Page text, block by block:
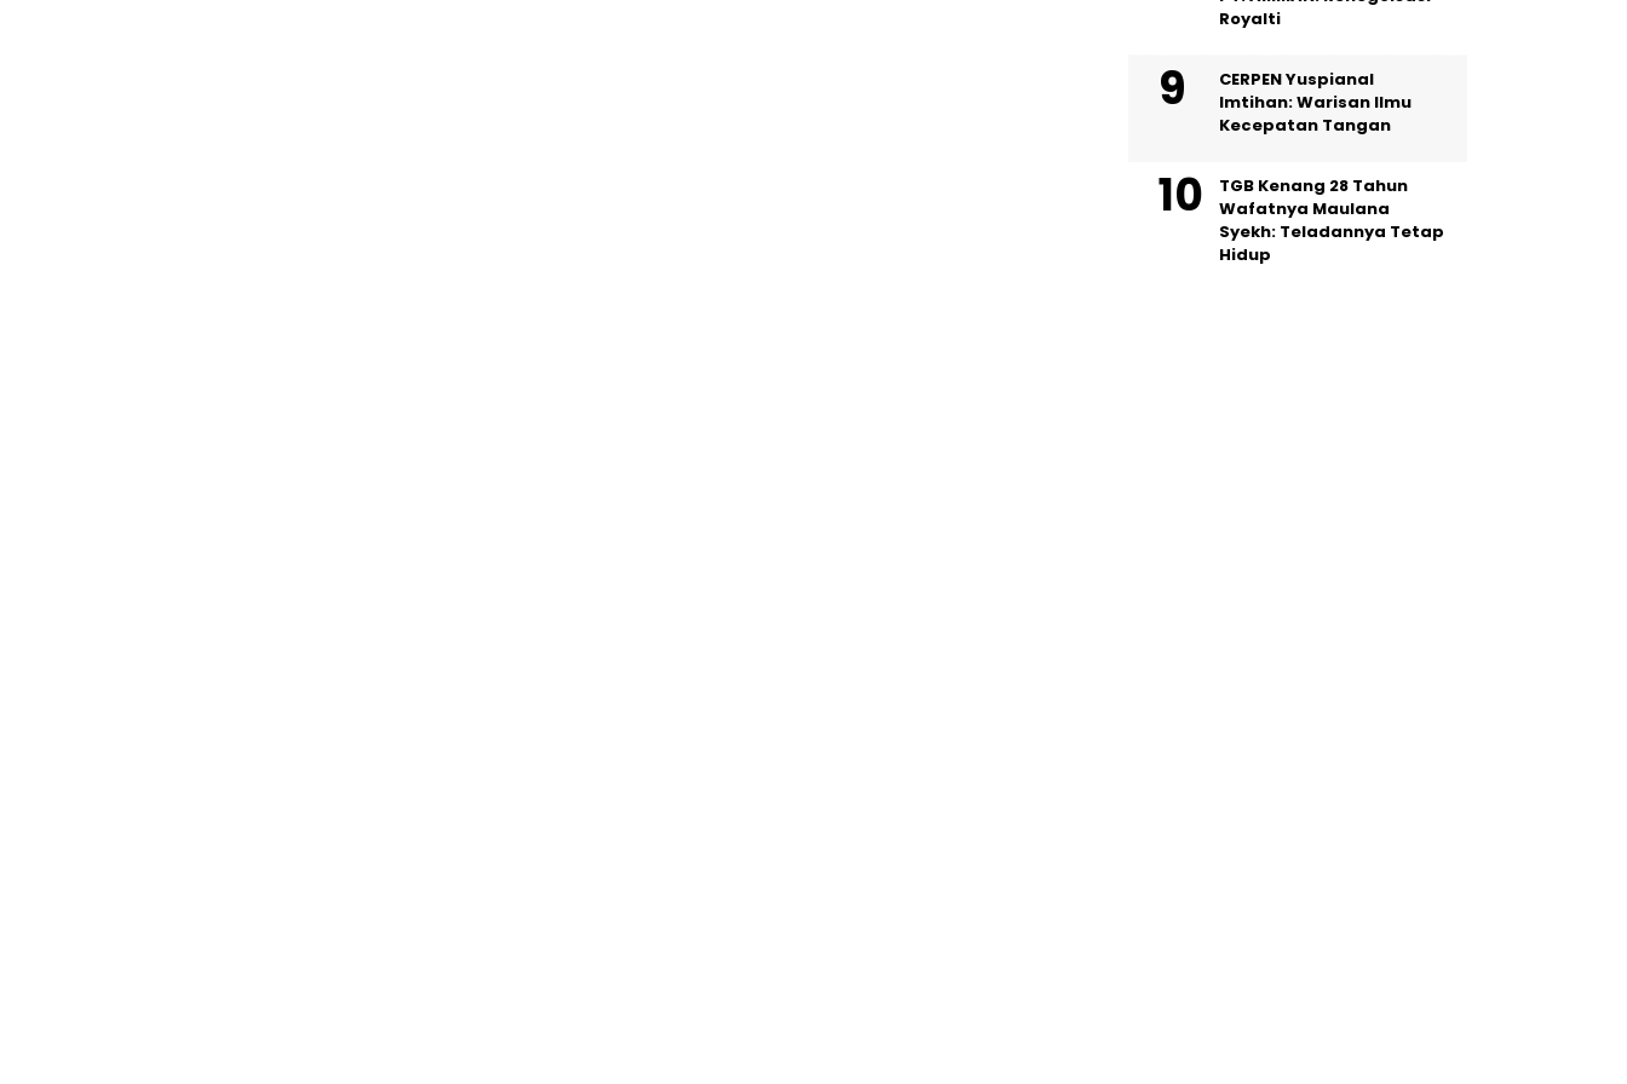
Royalti
CERPEN Yuspianal
Imtihan: Warisan Ilmu
Kecepatan Tangan
TGB Kenang 28 Tahun
Wafatnya Maulana
Syekh: Teladannya Tetap
Hidup